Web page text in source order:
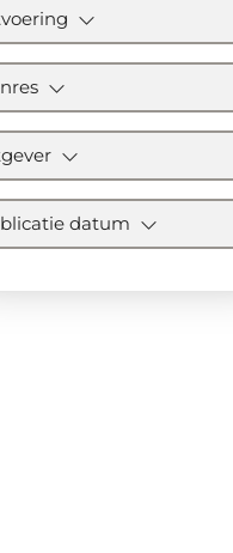
datum